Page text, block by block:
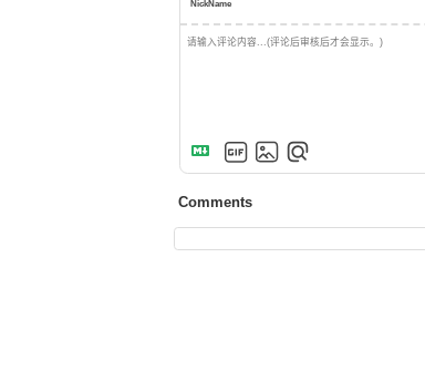
NickName
Comments